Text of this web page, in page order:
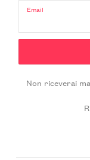
Email
Non riceverai